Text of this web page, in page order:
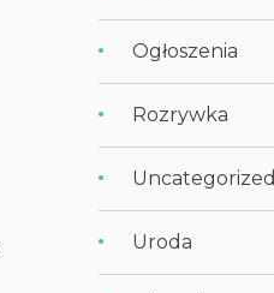
Ogłoszenia
Rozrywka
Uncategorized
Uroda